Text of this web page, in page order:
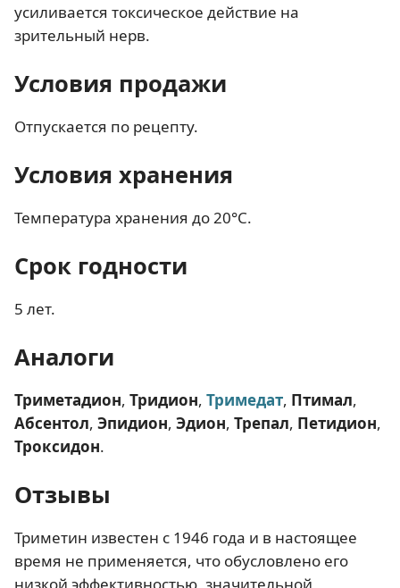
усиливается токсическое действие на
зрительный нерв.
Условия продажи
Отпускается по рецепту.
Условия хранения
Температура хранения до 20°С.
Срок годности
5 лет.
Аналоги
Триметадион, Тридион, Тримедат, Птимал,
Абсентол, Эпидион, Эдион, Трепал, Петидион,
Троксидон.
Отзывы
Триметин известен с 1946 года и в настоящее
время не применяется, что обусловлено его
низкой эффективностью, значительной